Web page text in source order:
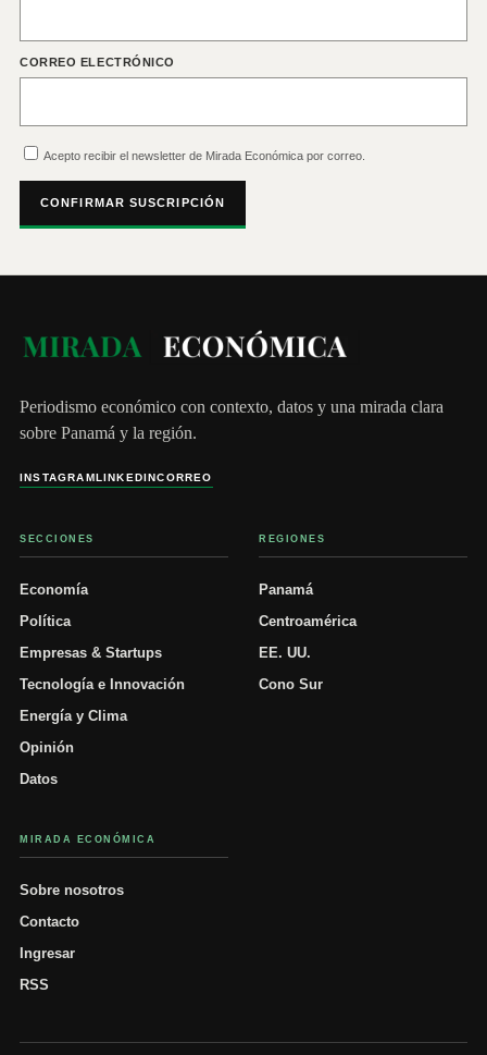
CORREO ELECTRÓNICO
Acepto recibir el newsletter de Mirada Económica por correo.
CONFIRMAR SUSCRIPCIÓN
Periodismo económico con contexto, datos y una mirada clara
sobre Panamá y la región.
INSTAGRAMLINKEDINCORREO
SECCIONES
Economía
Política
Empresas & Startups
Tecnología e Innovación
Energía y Clima
Opinión
Datos
REGIONES
Panamá
Centroamérica
EE. UU.
Cono Sur
MIRADA ECONÓMICA
Sobre nosotros
Contacto
Ingresar
RSS